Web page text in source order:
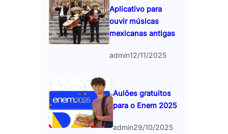
Aplicativo para
ouvir músicas
mexicanas antigas
admin12/11/2025
Aulões gratuitos
para o Enem 2025
admin29/10/2025